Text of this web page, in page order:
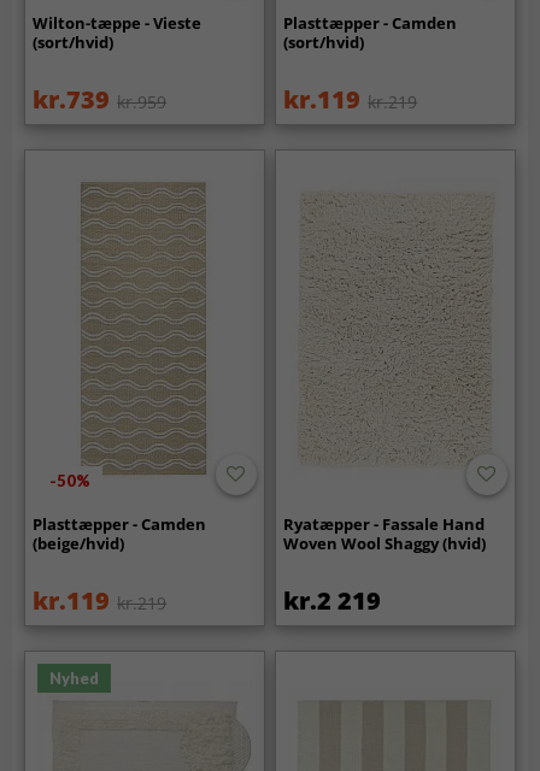
Wilton-tæppe - Vieste
(sort/hvid)
kr.739 kr.959
Plasttæpper - Camden
(sort/hvid)
kr.119 kr.219
-50%
Plasttæpper - Camden
(beige/hvid)
kr.119 kr.219
Ryatæpper - Fassale Hand
Woven Wool Shaggy (hvid)
kr.2 219
Nyhed